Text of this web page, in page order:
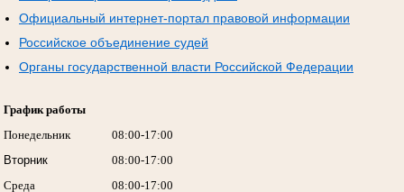
Официальный интернет-портал правовой информации
Российское объединение судей
Органы государственной власти Российской Федерации
График работы
Понедельник
08:00-17:00
Вторник
08:00-17:00
Среда
08:00-17:00